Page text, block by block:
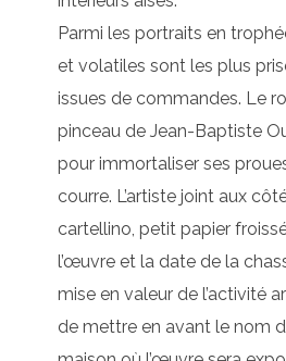
Parmi les portraits en
et volatiles sont les plus
issues de commandes. Le
pinceau de Jean-Baptiste
pour immortaliser ses
courre. L’artiste joint aux
cartellino, petit papier
l’œuvre et la date de la
mise en valeur de l’activité
de mettre en avant le nom